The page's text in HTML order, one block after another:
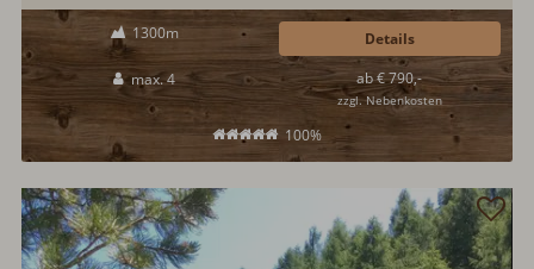
hier alles was es für einen Urlaub abseits vom Alltag benötigt. Das
eingezäunte Grundstück ist perfekt für einen Hüttenurlaub mit Hund...
1300m
max. 4
100%
ab € 790,-
zzgl. Nebenkosten
Details